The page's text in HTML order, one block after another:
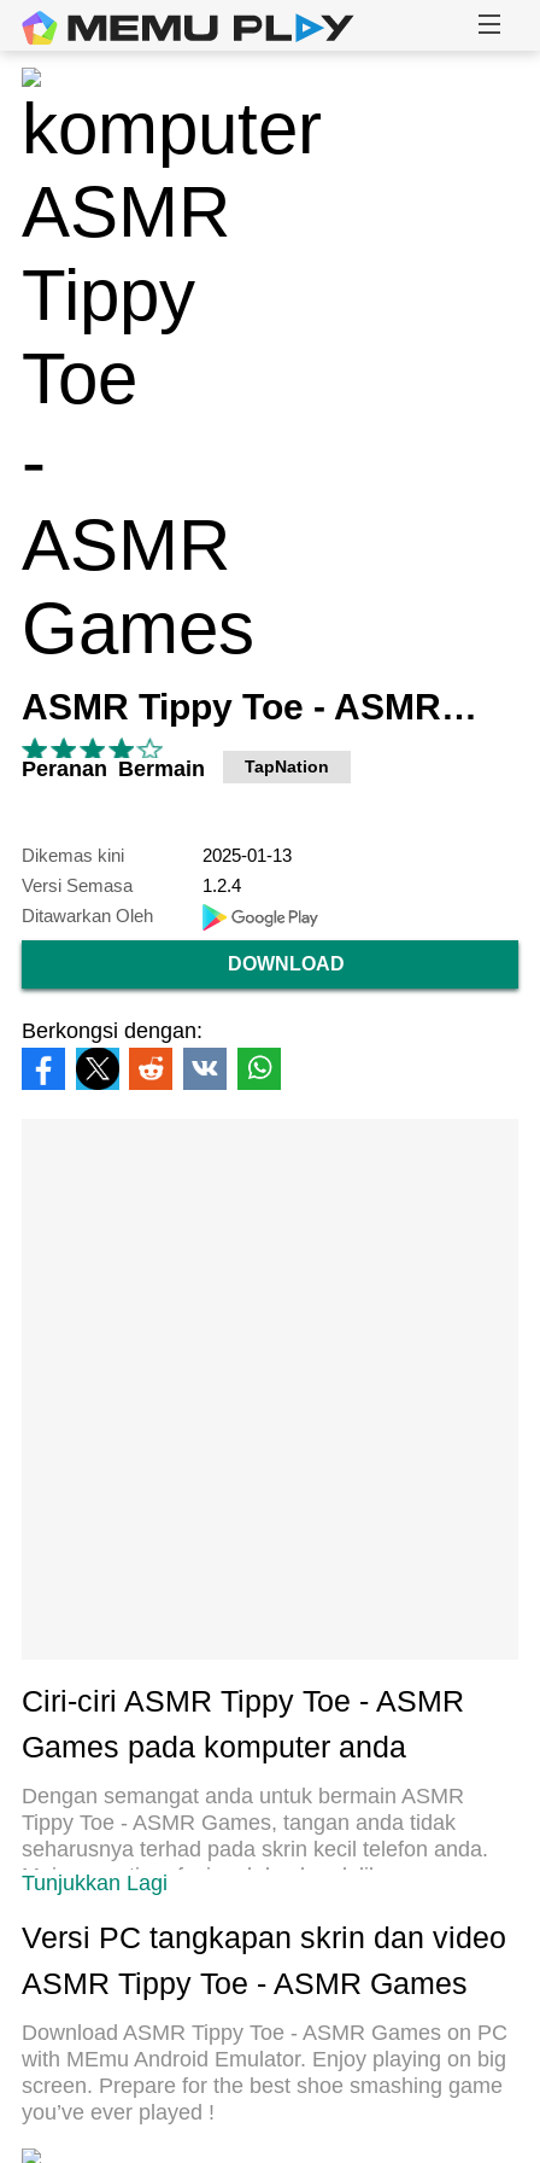
ASMR Tippy Toe - ASMR Games
Peranan Bermain TapNation
Dikemas kini
2025-01-13
Versi Semasa
1.2.4
Ditawarkan Oleh
DOWNLOAD
Berkongsi dengan:
Ciri-ciri ASMR Tippy Toe - ASMR
Games pada komputer anda
Dengan semangat anda untuk bermain ASMR
Tippy Toe - ASMR Games, tangan anda tidak
seharusnya terhad pada skrin kecil telefon anda.
Main seperti profesional dan kendalikan
sepenuhnya permainan anda dengan papan
kekunci dan tetikus. MEmu menawarkan semua
perkara yang anda harapkan. Muat turun dan
mainkan ASMR Tippy Toe - ASMR Games di PC.
Main selagi anda mahu, tidak ada batasan bateri,
data mudah alih dan panggilan yang mengganggu.
MEmu 9 yang baru adalah pilihan terbaik untuk
bermain ASMR Tippy Toe - ASMR Games di PC.
Disiapkan dengan kepakaran kami, sistem
Tunjukkan Lagi
Versi PC tangkapan skrin dan video
ASMR Tippy Toe - ASMR Games
Download ASMR Tippy Toe - ASMR Games on PC
with MEmu Android Emulator. Enjoy playing on big
screen. Prepare for the best shoe smashing game
you’ve ever played !